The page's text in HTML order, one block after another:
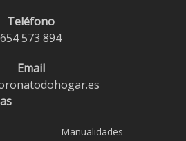
Teléfono
654 573 894
Email
Manualidades